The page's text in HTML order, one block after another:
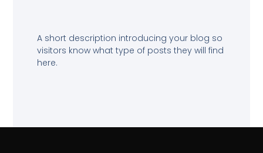
A short description introducing your blog so
visitors know what type of posts they will find
here.